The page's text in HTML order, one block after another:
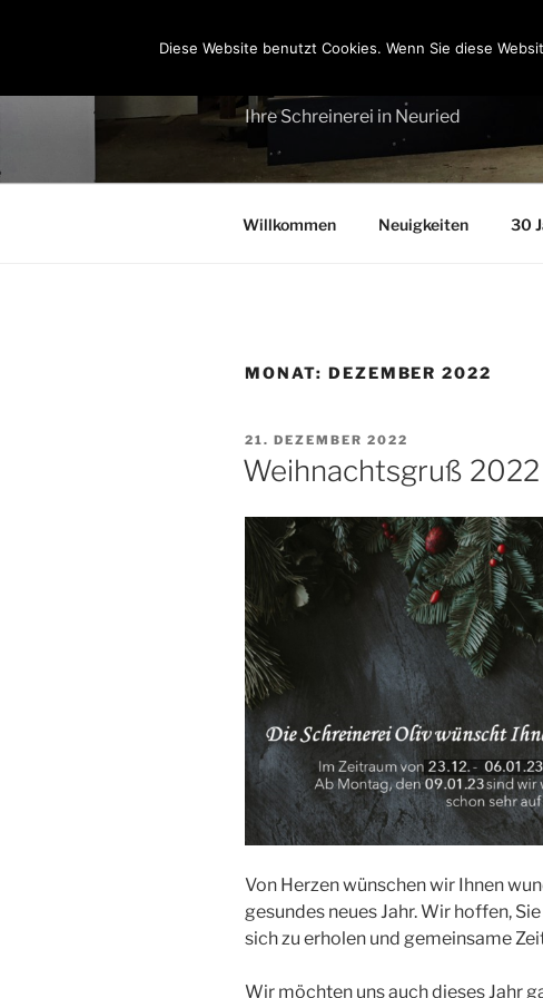
Ihre Schreinerei in Neuried
Willkommen Neuigkeiten 30
MONAT: DEZEMBER 2022
VERÖFFENTLICHT
AM
21. DEZEMBER 2022
Weihnachtsgruß 2022
Von Herzen wünschen wir Ihnen
gesundes neues Jahr. Wir hoffen,
sich zu erholen und gemeinsame
Wir möchten uns auch dieses Jahr
Diese Website benutzt Cookies. Wenn Sie diese